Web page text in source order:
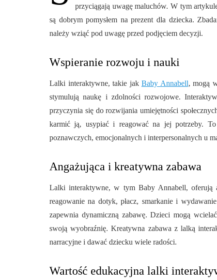
przyciągają uwagę maluchów. W tym
są dobrym pomysłem na prezent dla dziecka.
należy wziąć pod uwagę przed podjęciem decyzji.
Wspieranie rozwoju i nauki
Lalki interaktywne, takie jak Baby Annabell, mogą
stymulują naukę i zdolności rozwojowe.
przyczynia się do rozwijania umiejętności
karmić ją, usypiać i reagować na jej potrzeby.
poznawczych, emocjonalnych i interpersonalnych u
Angażująca i kreatywna zabawa
Lalki interaktywne, w tym Baby Annabell, oferują
reagowanie na dotyk, płacz, smarkanie i
zapewnia dynamiczną zabawę. Dzieci mogą
swoją wyobraźnię. Kreatywna zabawa z lalką
narracyjne i dawać dziecku wiele radości.
Wartość edukacyjna lalki